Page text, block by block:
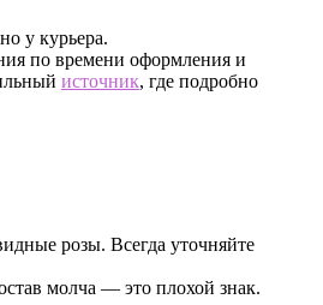
у курьера.
по времени оформления и
источник, где подробно
розы. Всегда уточняйте
молча — это плохой знак.